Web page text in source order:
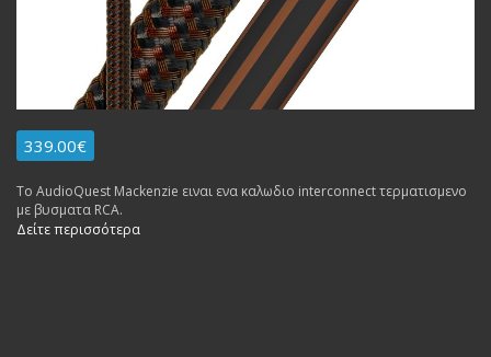
339.00€
To AudioQuest Mackenzie ειναι ενα καλωδιο interconnect τερματισμενο
με βυσματα RCA.
Δείτε περισσότερα